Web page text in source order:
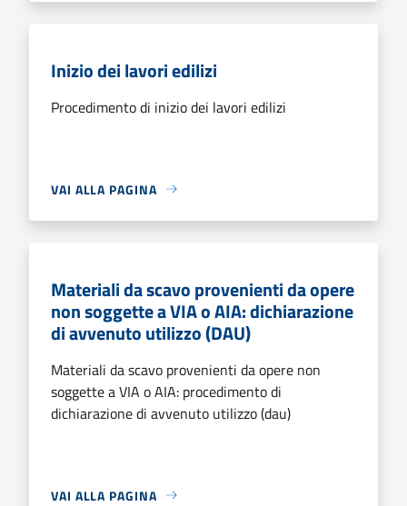
Inizio dei lavori edilizi
Procedimento di inizio dei lavori edilizi
VAI ALLA PAGINA
Materiali da scavo provenienti da opere
non soggette a VIA o AIA: dichiarazione
di avvenuto utilizzo (DAU)
Materiali da scavo provenienti da opere non
soggette a VIA o AIA: procedimento di
dichiarazione di avvenuto utilizzo (dau)
VAI ALLA PAGINA